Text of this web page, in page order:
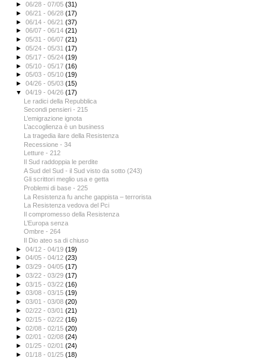
►06/28 - 07/05(31)
►06/21 - 06/28(17)
►06/14 - 06/21(37)
►06/07 - 06/14(21)
►05/31 - 06/07(21)
►05/24 - 05/31(17)
►05/17 - 05/24(19)
►05/10 - 05/17(16)
►05/03 - 05/10(19)
►04/26 - 05/03(15)
▼04/19 - 04/26(17)
Le radici della Repubblica
Secondi pensieri - 215
L’emigrazione ignota
L’accoglienza è un business
La tragedia ilare della Resistenza
Recessione - 34
Letture - 212
Il Sud raddoppia le perdite
A Sud del Sud - il Sud visto da sotto (243)
Gli scrittori meglio usa e getta
Problemi di base - 225
La Resistenza fu anche gappista – terrorista
La Resistenza vedova del Pci
Il compromesso della Resistenza
L’Europa senza
Ombre - 264
Il Dio ateo sa di chiuso
►04/12 - 04/19(19)
►04/05 - 04/12(23)
►03/29 - 04/05(17)
►03/22 - 03/29(17)
►03/15 - 03/22(16)
►03/08 - 03/15(19)
►03/01 - 03/08(20)
►02/22 - 03/01(21)
►02/15 - 02/22(16)
►02/08 - 02/15(20)
►02/01 - 02/08(24)
►01/25 - 02/01(24)
►01/18 - 01/25(18)